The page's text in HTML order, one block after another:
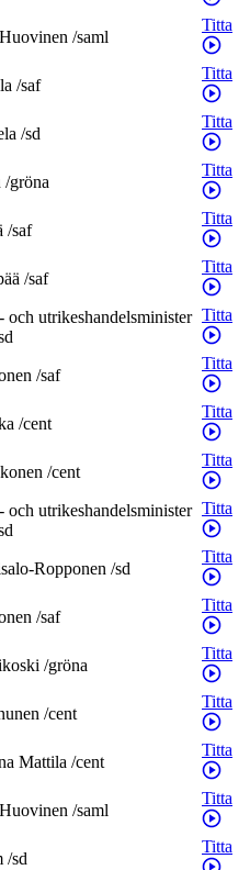
/saml
Titta
/saf
Titta
/sd
Titta
/gröna
Titta
/saf
Titta
/saf
Titta
och utrikeshandelsminister Titta
/saf
Titta
/cent
Titta
/cent
Titta
och utrikeshandelsminister Titta
Ropponen /sd
Titta
/saf
Titta
/gröna
Titta
/cent
Titta
Mattila /cent
Titta
/saml
Titta
/sd
Titta